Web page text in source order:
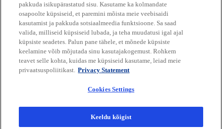
Ettevõttest
o
p
e
s
i
n
o
p
e
s
i
n
o
p
i
o
p
i
LegaloPrivaatsuso
p
n
n
Juurdepääsetavus
© 2026 KPMG Baltics OÜ, mis on
KPMG iseseisvate liikmesettevõtete ülemaailmse
organisatsiooni liikmesettevõte, mis on
pakkuda isikupärastatud sisu. Kasutame ka kolmandate
osapoolte küpsiseid, et paremini mõista meie veebisaidi
kasutamist ja pakkuda sotsiaalmeedia funktsioone. Sa saad
valida, milliseid küpsiseid lubada, ja teha muudatusi igal ajal
küpsiste seadetes. Palun pane tähele, et mõnede küpsiste
keelamine võib mõjutada sinu kasutajakogemust. Rohkem
teavet selle kohta, kuidas me küpsiseid kasutame, leiad meie
privaatsuspoliitikast. Privacy Statement
Cookies Settings
Keeldu kõigist